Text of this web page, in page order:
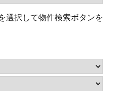
選択して物件検索ボタンを